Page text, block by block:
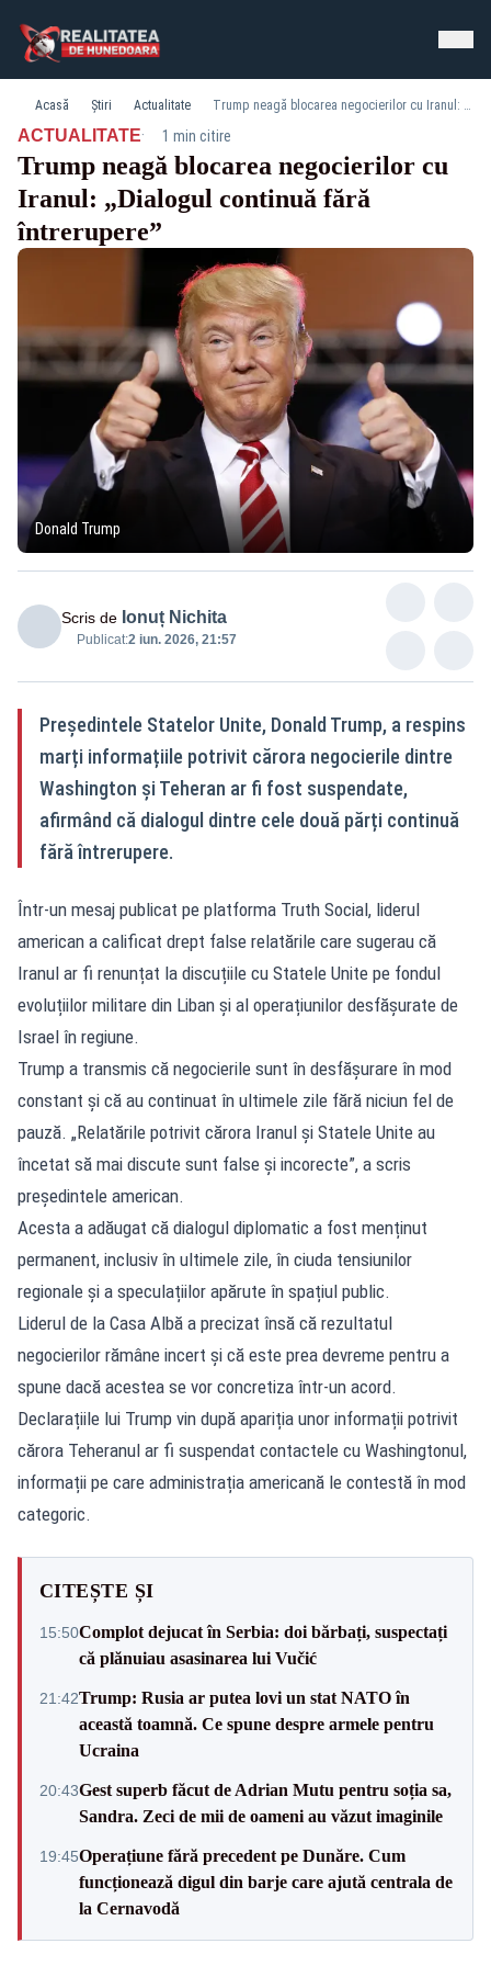
Acasă Știri Actualitate Trump neagă blocarea negocierilor cu Iranul: „Dialogul continuă fără întrerupere”
ACTUALITATE· 1 min citire
Trump neagă blocarea negocierilor cu
Iranul: „Dialogul continuă fără
întrerupere”
Donald Trump
Scris de Ionuț Nichita
Publicat:2 iun. 2026, 21:57
Președintele Statelor Unite, Donald Trump, a respins
marți informațiile potrivit cărora negocierile dintre
Washington și Teheran ar fi fost suspendate,
afirmând că dialogul dintre cele două părți continuă
fără întrerupere.
Într-un mesaj publicat pe platforma Truth Social, liderul
american a calificat drept false relatările care sugerau că
Iranul ar fi renunțat la discuțiile cu Statele Unite pe fondul
evoluțiilor militare din Liban și al operațiunilor desfășurate de
Israel în regiune.
Trump a transmis că negocierile sunt în desfășurare în mod
constant și că au continuat în ultimele zile fără niciun fel de
pauză. „Relatările potrivit cărora Iranul și Statele Unite au
încetat să mai discute sunt false și incorecte”, a scris
președintele american.
Acesta a adăugat că dialogul diplomatic a fost menținut
permanent, inclusiv în ultimele zile, în ciuda tensiunilor
regionale și a speculațiilor apărute în spațiul public.
Liderul de la Casa Albă a precizat însă că rezultatul
negocierilor rămâne incert și că este prea devreme pentru a
spune dacă acestea se vor concretiza într-un acord.
Declarațiile lui Trump vin după apariția unor informații potrivit
cărora Teheranul ar fi suspendat contactele cu Washingtonul,
informații pe care administrația americană le contestă în mod
categoric.
CITEȘTE ȘI
15:50Complot dejucat în Serbia: doi bărbați, suspectați
că plănuiau asasinarea lui Vučić
21:42Trump: Rusia ar putea lovi un stat NATO în
această toamnă. Ce spune despre armele pentru
Ucraina
20:43Gest superb făcut de Adrian Mutu pentru soția sa,
Sandra. Zeci de mii de oameni au văzut imaginile
19:45Operațiune fără precedent pe Dunăre. Cum
funcționează digul din barje care ajută centrala de
la Cernavodă